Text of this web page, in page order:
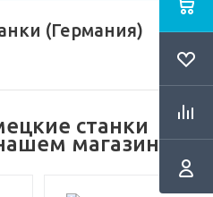
(Германия)
станки
магазине